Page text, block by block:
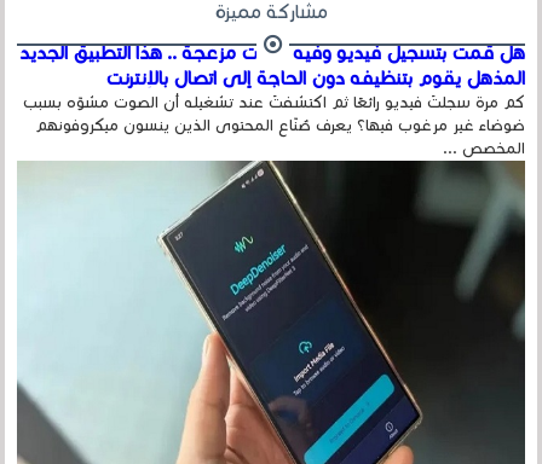
مشاركة مميزة
هل قمت بتسجيل فيديو وفيه أصوت مزعجة .. هذا التطبيق الجديد
المذهل يقوم بتنظيفه دون الحاجة إلى اتصال بالإنترنت
كم مرة سجلتَ فيديو رائعًا ثم اكتشفتَ عند تشغيله أن الصوت مشوّه بسبب
ضوضاء غير مرغوب فيها؟ يعرف صُنّاع المحتوى الذين ينسون ميكروفونهم
المخصص ...